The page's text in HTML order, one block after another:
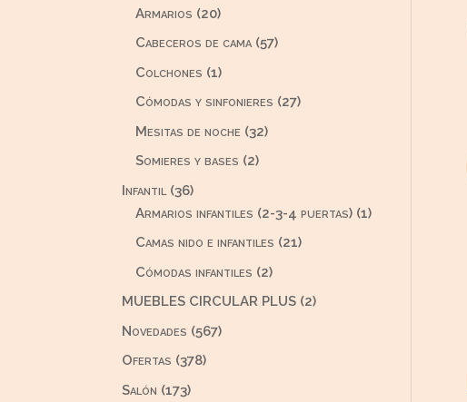
Armarios 2020
productos
Cabeceros de cama 5757
Colchones 11
Cómodas y sinfonieres 2727
Mesitas de noche 3232
Somieres y bases 22
Infantil 3636
productos
Armarios infantiles (2-3-4 puertas) 11
Camas nido e infantiles 2121
Cómodas infantiles 22
productos
MUEBLES CIRCULAR PLUS 22
Novedades 567567
Ofertas 378378
Salón 173173